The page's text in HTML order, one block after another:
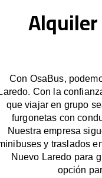
Con OsaBus,
Laredo. Con la
que viajar en grupo
furgonetas con
Nuestra empresa
y traslados
Nuevo Laredo para
opción